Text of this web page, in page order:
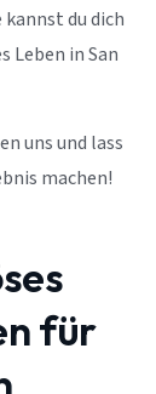
du dich
Leben in San
uns und lass
machen!
für